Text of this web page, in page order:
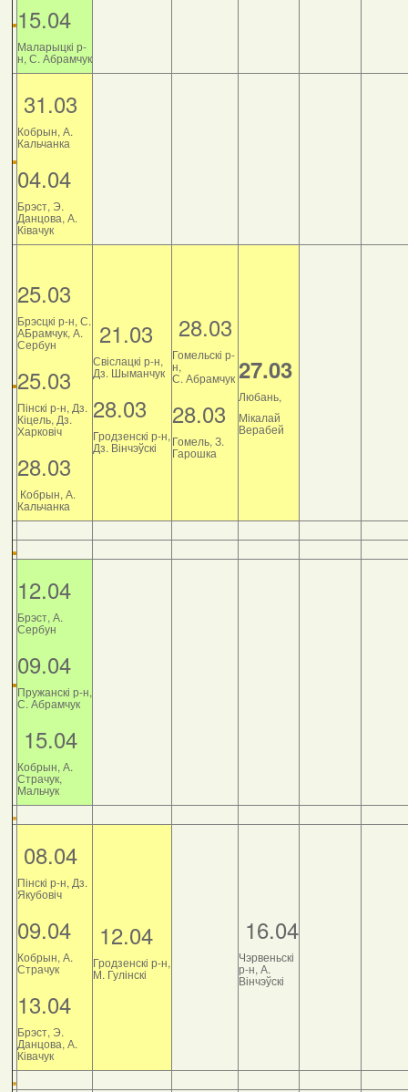
15.04
Маларыцкі р-
н, С. Абрамчук
31.03
Кобрын, А.
Кальчанка
04.04
Брэст, Э.
Данцова, А.
Ківачук
25.03
Брэсцкі р-н, С.
АБрамчук, А.
Сербун
25.03
Пінскі р-н, Дз.
Кіцель, Дз.
Харковіч
28.03
Кобрын, А.
Кальчанка
21.03
Свіслацкі р-н,
Дз. Шыманчук
28.03
Гродзенскі р-н,
Дз. Вінчэўскі
28.03
Гомельскі р-
н,
С. Абрамчук
28.03
Гомель, З.
Гарошка
27.03
Любань,
Мікалай
Верабей
12.04
Брэст, А.
Сербун
09.04
Пружанскі р-н,
С. Абрамчук
15.04
Кобрын, А.
Страчук,
Мальчук
08.04
Пінскі р-н, Дз.
Якубовіч
09.04
Кобрын, А.
Страчук
13.04
Брэст, Э.
Данцова, А.
Ківачук
12.04
Гродзенскі р-н,
М. Гулінскі
16.04
Чэрвеньскі
р-н, А.
Вінчэўскі